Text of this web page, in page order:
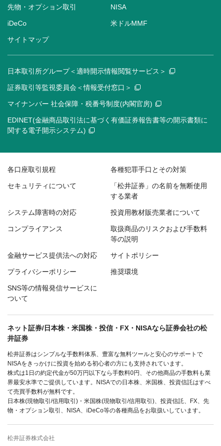
先物・オプション取引 NISA
iDeCo 米ドルMMF
サイトマップ
日本取引所グループ＜適時開示情報閲覧サービス＞
証券取引等監視委員会＜情報受付窓口＞
マイナンバー 社会保障・税番号制度(内閣官房)
EDINET(金融商品取引法に基づく有価証券報告書等の開示書類に
関する電子開示システム)
各口座取引規程 各種犯罪手口とその対策
セキュリティについて
「松井証券」の名前を無断使用
する業者
システム障害時の対応 投資用教材販売業者について
コンプライアンス
取扱商品のリスクおよび手数料
等の説明
金融サービス提供法への対応 サイトポリシー
プライバシーポリシー 推奨環境
SNS等の情報発信サービスに
ついて
ネット証券/日本株・米国株・投信・FX・NISAなら証券会社の松
井証券
松井証券はシンプルな手数料体系、豊富な無料ツールと安心のサポートで
NISAをきっかけに投資を始める初心者の方にも支持されています。
株式は1日の約定代金が50万円以下なら手数料0円、その他商品の手数料も業
界最安水準でご提供しています。NISAでの日本株、米国株、投資信託はすべ
て売買手数料が無料です。
日本株(現物取引/信用取引)・米国株(現物取引/信用取引)、投資信託、FX、先
物・オプション取引、NISA、iDeCo等の各種商品をお取扱いしています。
松井証券株式会社